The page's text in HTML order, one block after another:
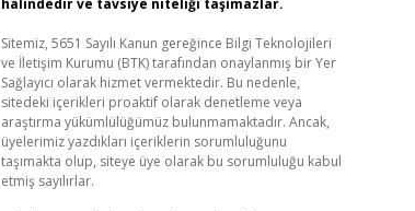
halindedir ve tavsiye niteliği taşımazlar.
Sitemiz, 5651 Sayılı Kanun gereğince Bilgi Teknolojileri
ve İletişim Kurumu (BTK) tarafından onaylanmış bir Yer
Sağlayıcı olarak hizmet vermektedir. Bu nedenle,
sitedeki içerikleri proaktif olarak denetleme veya
araştırma yükümlülüğümüz bulunmamaktadır. Ancak,
üyelerimiz yazdıkları içeriklerin sorumluluğunu
taşımakta olup, siteye üye olarak bu sorumluluğu kabul
etmiş sayılırlar.